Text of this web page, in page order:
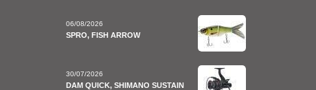
06/08/2026
SPRO, FISH ARROW
30/07/2026
DAM QUICK, SHIMANO SUSTAIN